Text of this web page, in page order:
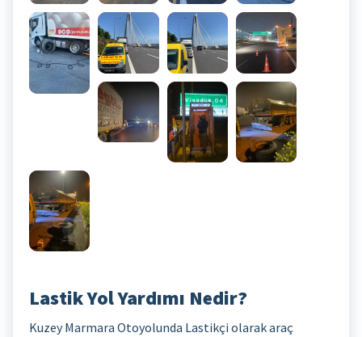
Lastik Yol Yardımı Nedir?
Kuzey Marmara Otoyolunda Lastikçi olarak araç